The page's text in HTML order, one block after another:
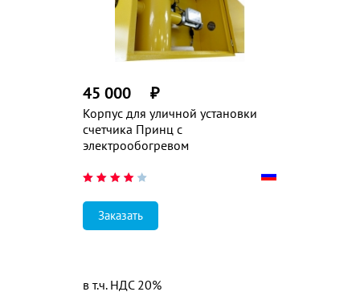
Корпус для уличной установки
счетчика Принц с
электрообогревом
45 000 ₽
Заказать
в т.ч. НДС 20%